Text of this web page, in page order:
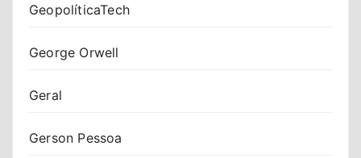
GeopolíticaTech
George Orwell
Geral
Gerson Pessoa